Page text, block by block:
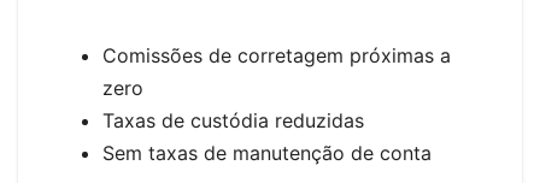
Comissões de corretagem próximas a
zero
Taxas de custódia reduzidas
Sem taxas de manutenção de conta